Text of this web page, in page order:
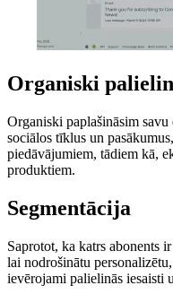
Organiski
Organiski paplašināsim
sociālos tīklus un
piedāvājumiem, tādiem kā,
produktiem.
Segmentācija
Saprotot, ka katrs abonents
lai nodrošinātu
ievērojami palielinās iesaisti